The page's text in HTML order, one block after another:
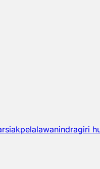
siakpelalawanindragiri